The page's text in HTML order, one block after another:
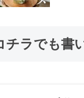
チラでも書